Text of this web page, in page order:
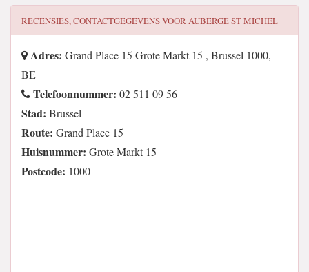
RECENSIES, CONTACTGEGEVENS VOORAUBERGE ST MICHEL
Adres: Grand Place 15 Grote Markt 15 , Brussel 1000,
BE
Telefoonnummer: 02 511 09 56
Stad: Brussel
Route: Grand Place 15
Huisnummer: Grote Markt 15
Postcode: 1000